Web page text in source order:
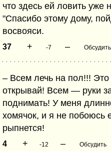
что здесь ей ловить уже
"Спасибо этому дому,
восвояси.
37 + -7 – Обсудить
– Всем лечь на пол!!! Это
открывай! Всем — руки
поднимать! У меня
хомячок, и я не побоюсь
рыпнется!
4 + -12 – Обсудить